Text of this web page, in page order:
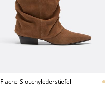
Flache-Slouchylederstiefel